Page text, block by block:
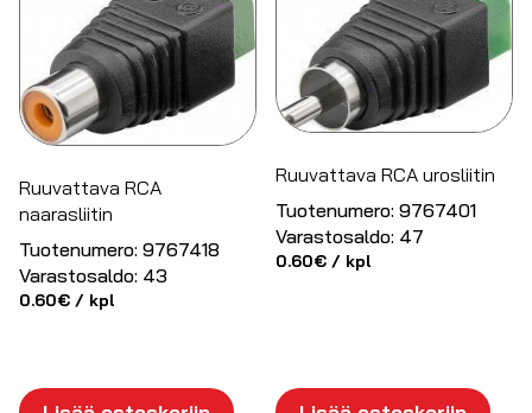
Ruuvattava RCA
naarasliitin
Tuotenumero: 9767418
Varastosaldo: 43
0.60€ / kpl
Ruuvattava RCA urosliitin
Tuotenumero: 9767401
Varastosaldo: 47
0.60€ / kpl